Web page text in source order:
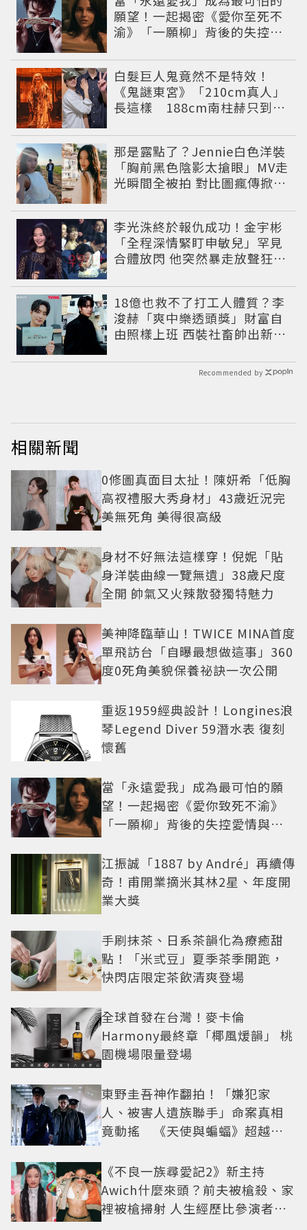
願望！一起揭密《愛你至死不
渝》「一願柳」背後的失控愛
白髮巨人鬼竟然不是特效！
《鬼謎東宮》「210cm真人」
長這樣 188cm南柱赫只到他
那是露點了？Jennie白色洋裝
「胸前黑色陰影太搶眼」MV走
光瞬間全被拍 對比圖瘋傳掀論
李光洙終於報仇成功！金宇彬
「全程深情緊盯申敏兒」罕見
合體放閃 他突然暴走放聲狂吼
18億也救不了打工人體質？李
浚赫「爽中樂透頭獎」財富自
由照樣上班 西裝社畜帥出新高
Recommended by
相關新聞
0修圖真面目太扯！陳妍希「低胸
高衩禮服大秀身材」43歲近況完
美無死角 美得很高級
身材不好無法這樣穿！倪妮「貼
身洋裝曲線一覽無遺」38歲尺度
全開 帥氣又火辣散發獨特魅力
美神降臨華山！TWICE MINA首度
單飛訪台「自曝最想做這事」360
度0死角美貌保養祕訣一次公開
重返1959經典設計！Longines浪
琴Legend Diver 59潛水表 復刻
懷舊
當「永遠愛我」成為最可怕的願
望！一起揭密《愛你致死不渝》
「一願柳」背後的失控愛情與爆
江振誠「1887 by André」再續傳
奇！甫開業摘米其林2星、年度開
業大獎
手刷抹茶、日系茶韻化為療癒甜
點！「米弎豆」夏季茶季開跑，
快閃店限定茶飲清爽登場
全球首發在台灣！麥卡倫
Harmony最終章「椰風煖韻」 桃
園機場限量登場
東野圭吾神作翻拍！「嫌犯家
人、被害人遺族聯手」命案真相
竟動搖 《天使與蝙蝠》超越懸
《不良一族尋愛記2》新主持
Awich什麼來頭？前夫被槍殺、家
裡被槍掃射 人生經歷比參演者還